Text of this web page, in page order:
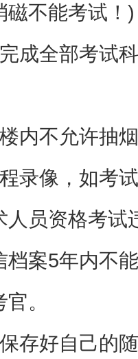
磁不能考试！)
成全部考试
内不允许抽
录像，如考
人员资格考试
档案5年内不
。
存好自己的